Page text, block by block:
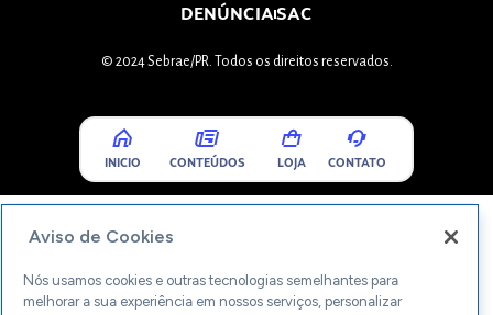
DENÚNCIASAC
© 2024 Sebrae/PR. Todos os direitos reservados.
INICIO CONTEÚDOS LOJA CONTATO
Aviso de Cookies
Nós usamos cookies e outras tecnologias semelhantes para
melhorar a sua experiência em nossos serviços, personalizar